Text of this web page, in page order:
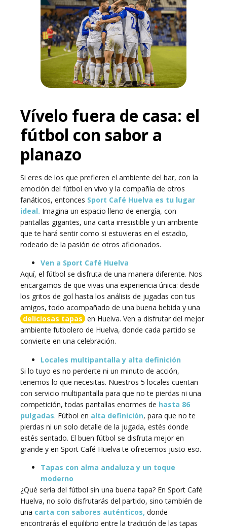
Vívelo fuera de casa: el
fútbol con sabor a
planazo
Si eres de los que prefieren el ambiente del bar, con la
emoción del fútbol en vivo y la compañía de otros
fanáticos, entonces Sport Café Huelva es tu lugar
ideal. Imagina un espacio lleno de energía, con
pantallas gigantes, una carta irresistible y un ambiente
que te hará sentir como si estuvieras en el estadio,
rodeado de la pasión de otros aficionados.
Ven a Sport Café Huelva
Aquí, el fútbol se disfruta de una manera diferente. Nos
encargamos de que vivas una experiencia única: desde
los gritos de gol hasta los análisis de jugadas con tus
amigos, todo acompañado de una buena bebida y una
deliciosas tapas en Huelva. Ven a disfrutar del mejor
ambiente futbolero de Huelva, donde cada partido se
convierte en una celebración.
Locales multipantalla y alta definición
Si lo tuyo es no perderte ni un minuto de acción,
tenemos lo que necesitas. Nuestros 5 locales cuentan
con servicio multipantalla para que no te pierdas ni una
competición, todas pantallas enormes de hasta 86
pulgadas. Fútbol en alta definición, para que no te
pierdas ni un solo detalle de la jugada, estés donde
estés sentado. El buen fútbol se disfruta mejor en
grande y en Sport Café Huelva te ofrecemos justo eso.
Tapas con alma andaluza y un toque
moderno
¿Qué sería del fútbol sin una buena tapa? En Sport Café
Huelva, no solo disfrutarás del partido, sino también de
una carta con sabores auténticos, donde
encontrarás el equilibrio entre la tradición de las tapas